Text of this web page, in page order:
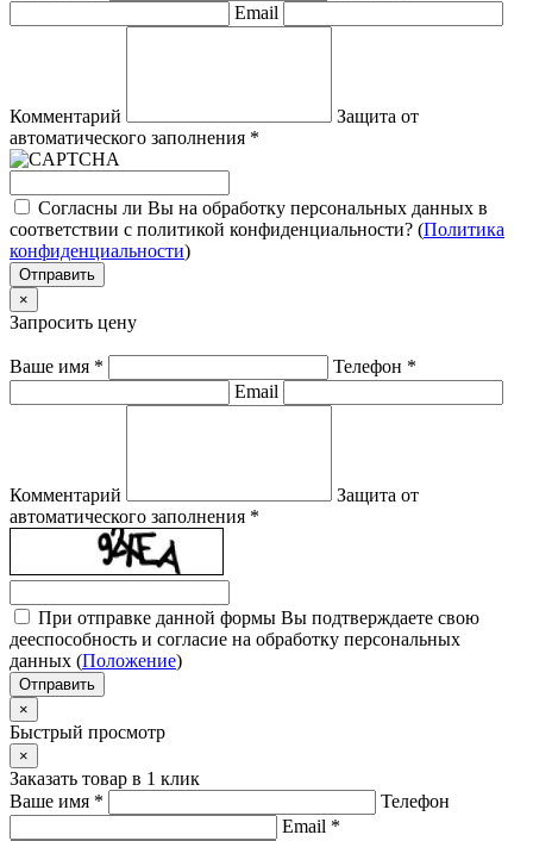
Email
Комментарий
Защита от
автоматического заполнения *
Согласны ли Вы на обработку персональных данных в
соответствии с политикой конфиденциальности? (Политика
конфиденциальности)
Отправить
×
Запросить цену
Ваше имя * Телефон *
Email
Комментарий
Защита от
автоматического заполнения *
При отправке данной формы Вы подтверждаете свою
дееспособность и согласие на обработку персональных
данных (Положение)
Отправить
×
Быстрый просмотр
×
Заказать товар в 1 клик
Ваше имя *
Телефон
Email *